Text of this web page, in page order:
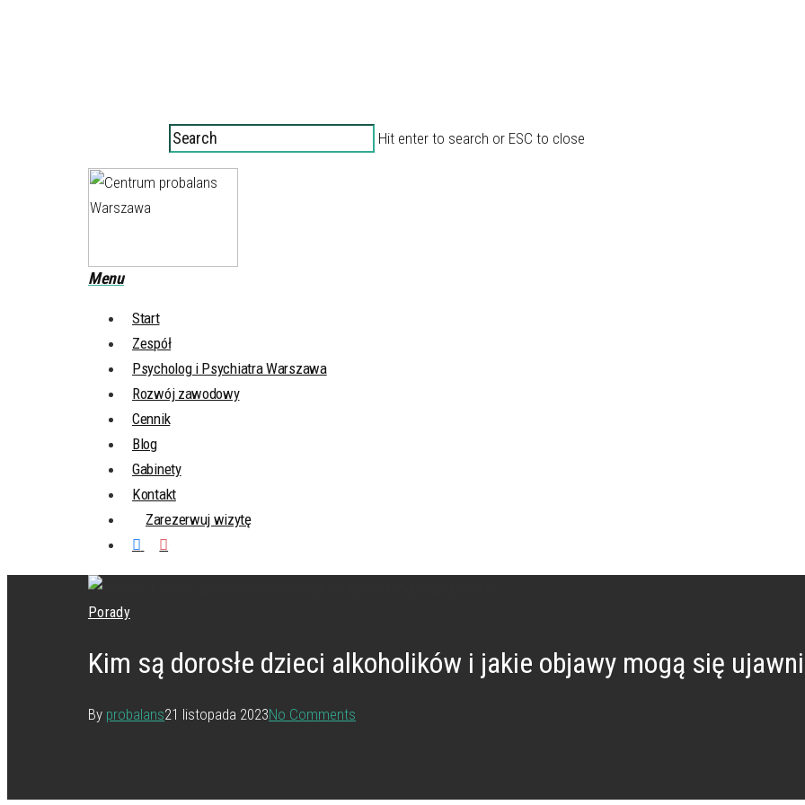
Hit enter to search or ESC to close
Menu
Start
Zespół
Psycholog i Psychiatra Warszawa
Rozwój zawodowy
Cennik
Blog
Gabinety
Kontakt
Zarezerwuj wizytę
Porady
Kim są dorosłe dzieci alkoholików i jakie objawy mogą się
By probalans21 listopada 2023No Comments